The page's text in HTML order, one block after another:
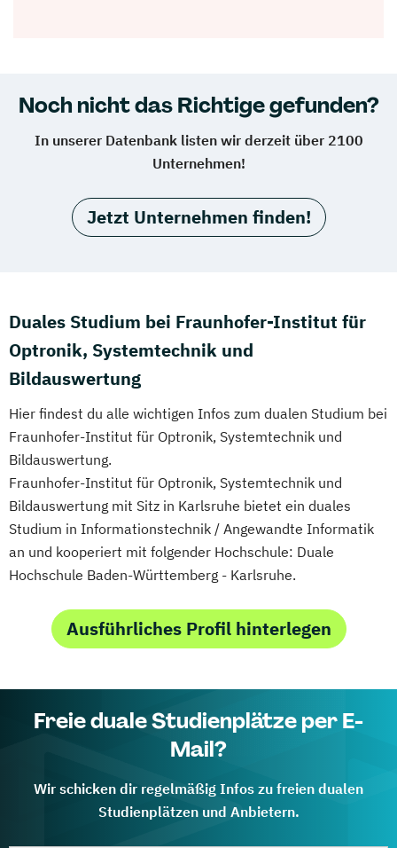
Noch nicht das Richtige gefunden?
In unserer Datenbank listen wir derzeit über 2100
Unternehmen!
Jetzt Unternehmen finden!
Duales Studium bei Fraunhofer-Institut für
Optronik, Systemtechnik und
Bildauswertung
Hier findest du alle wichtigen Infos zum dualen Studium bei
Fraunhofer-Institut für Optronik, Systemtechnik und
Bildauswertung.
Fraunhofer-Institut für Optronik, Systemtechnik und
Bildauswertung mit Sitz in Karlsruhe bietet ein duales
Studium in Informationstechnik / Angewandte Informatik
an und kooperiert mit folgender Hochschule: Duale
Hochschule Baden-Württemberg - Karlsruhe.
Ausführliches Profil hinterlegen
Freie duale Studienplätze per E-
Mail?
Wir schicken dir regelmäßig Infos zu freien dualen
Studienplätzen und Anbietern.